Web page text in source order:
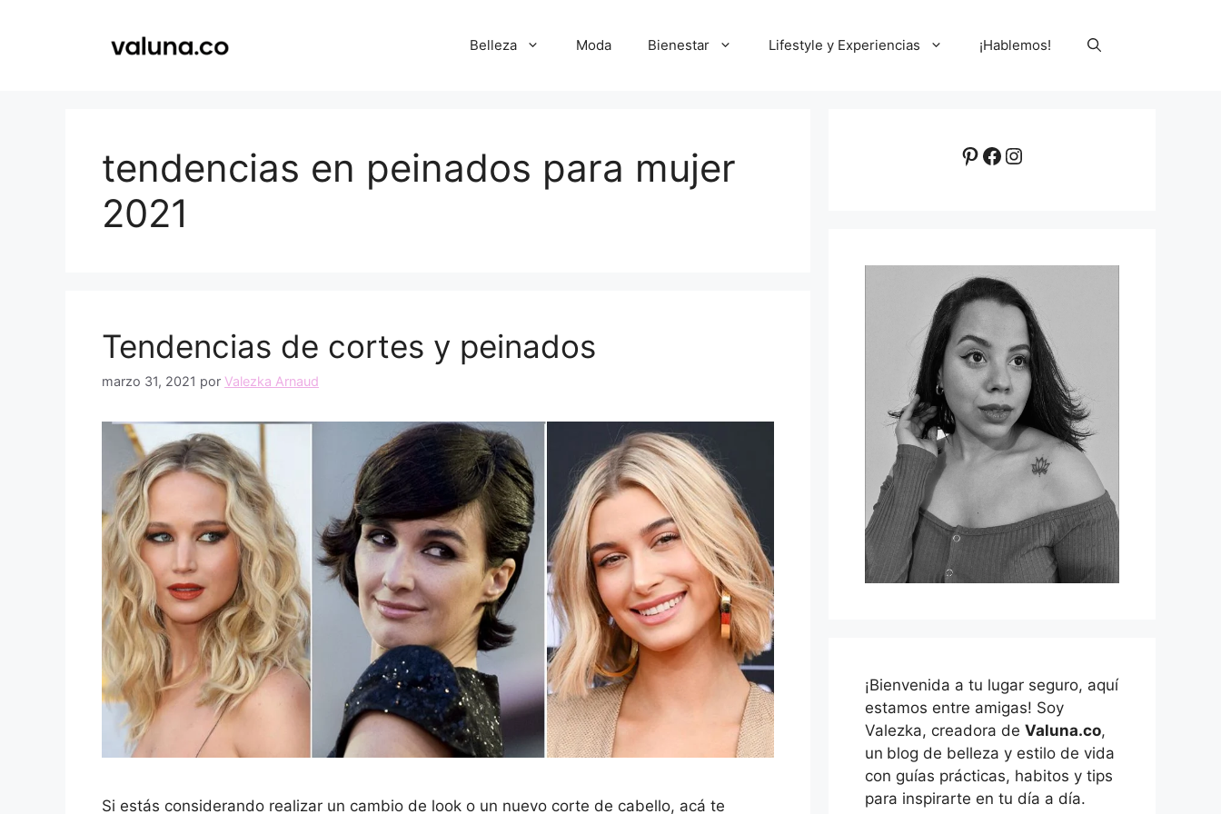
Belleza Moda Bienestar Lifestyle y Experiencias ¡Hablemos!
tendencias en peinados para mujer
2021
Tendencias de cortes y peinados
marzo 31, 2021 por Valezka Arnaud
Si estás considerando realizar un cambio de look o un nuevo corte de cabello, acá te
Pinterest
Facebook
Instagram
¡Bienvenida a tu lugar seguro, aquí
estamos entre amigas! Soy
Valezka, creadora de Valuna.co,
un blog de belleza y estilo de vida
con guías prácticas, habitos y tips
para inspirarte en tu día a día.